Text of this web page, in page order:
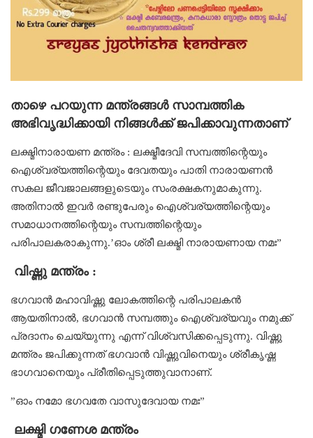
താഴെ പറയുന്ന മന്ത്രങ്ങൾ സാമ്പത്തിക
അഭിവൃദ്ധിക്കായി നിങ്ങൾക്ക് ജപിക്കാവുന്നതാണ്
ലക്ഷ്മിനാരായണ മന്ത്രം : ലക്ഷ്മീദേവി സമ്പത്തിന്റെയും
ഐശ്വര്യത്തിന്റെയും ദേവതയും പാതി നാരായണൻ
സകല ജീവജാലങ്ങളുടെയും സംരക്ഷകനുമാകുന്നു.
അതിനാൽ ഇവർ രണ്ടുപേരും ഐശ്വര്യത്തിന്റെയും
സമാധാനത്തിന്റെയും സമ്പത്തിന്റെയും
പരിപാലകരാകുന്നു.’ഓം ശ്രീ ലക്ഷ്മി നാരായണായ നമഃ”
വിഷ്ണു മന്ത്രം :
ഭഗവാൻ മഹാവിഷ്ണു ലോകത്തിന്റെ പരിപാലകൻ
ആയതിനാൽ, ഭഗവാൻ സമ്പത്തും ഐശ്വര്യവും നമുക്ക്
പ്രദാനം ചെയ്യുന്നു എന്ന് വിശ്വസിക്കപ്പെടുന്നു. വിഷ്ണു
മന്ത്രം ജപിക്കുന്നത് ഭഗവാൻ വിഷ്ണുവിനെയും ശ്രീകൃഷ്ണ
ഭാഗവാനെയും പ്രീതിപ്പെടുത്തുവാനാണ്.
”ഓം നമോ ഭഗവതേ വാസുദേവായ നമഃ”
ലക്ഷ്മി ഗണേശ മന്ത്രം